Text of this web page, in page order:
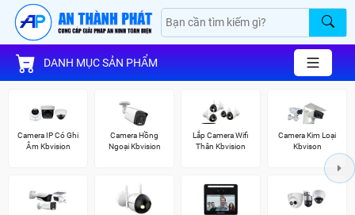
DANH MỤC SẢN PHẨM
Camera IP Có Ghi
Âm Kbvision
Camera Hồng
Ngoại Kbvision
Lắp Camera Wifi
Thân Kbvision
Camera Kim Loại
Kbvison